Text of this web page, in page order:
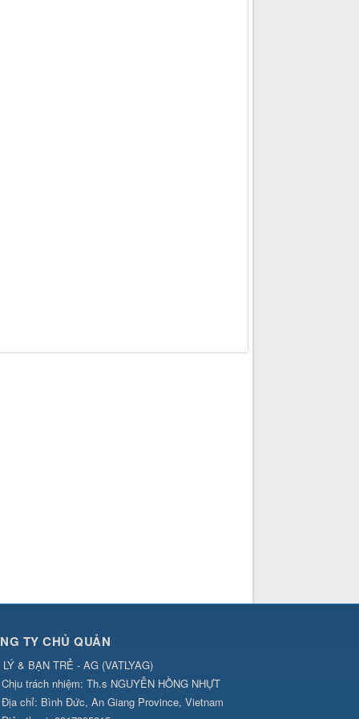
TY CHỦ QUẢN
LÝ & BẠN TRẺ - AG (VATLYAG)
Chịu trách nhiệm: Th.s NGUYỄN HỒNG NHỰT
Địa chỉ: Bình Đức, An Giang Province, Vietnam